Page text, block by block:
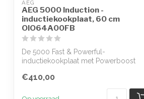
AEG
AEG 5000 Induction -
inductiekookplaat, 60 cm
OIO64A00FB
De 5000 Fast & Powerful-
inductiekookplaat met Powerboost
€410,00